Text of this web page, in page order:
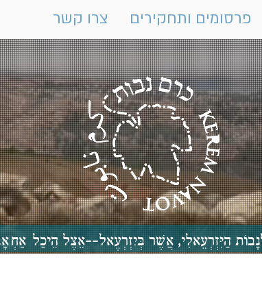
צרו קשר פרסומים ותחקירים
לְנָבוֹת הַיִּזְרְעֵאלִי, אֲשֶׁר בְּיִזְרְעֶאל--אֵצֶל